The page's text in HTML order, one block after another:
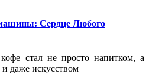
Сердце Любого
стал не просто напитком, а
даже искусством